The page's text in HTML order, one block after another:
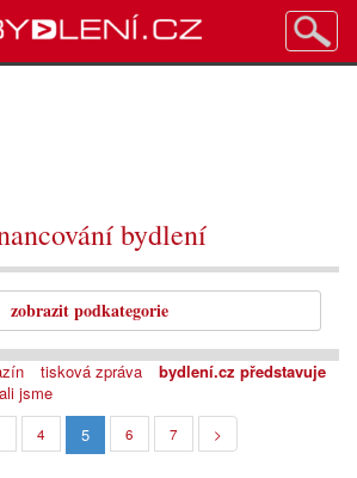
bydlení
zobrazit podkategorie
tisková zpráva
bydlení.cz představuje
jsme
4 5 6 7 >